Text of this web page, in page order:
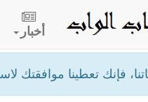
فإنك تعطينا موافقتك
أخبار